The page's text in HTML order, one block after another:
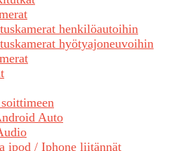
henkilöautoihin
hyötyajoneuvoihin
Auto
ipod / Iphone liitännät